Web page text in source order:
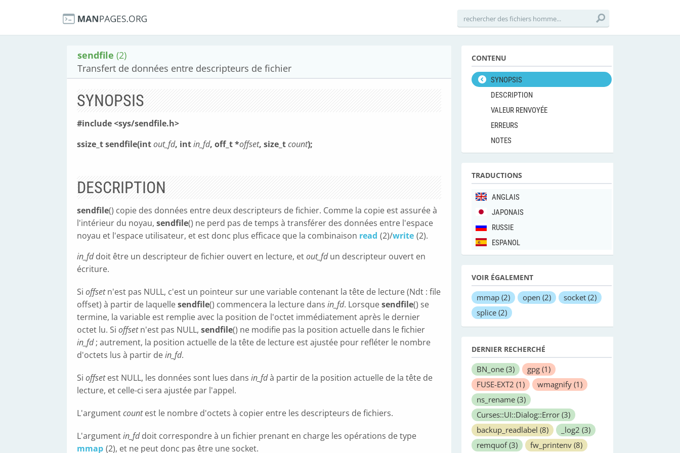
sendfile (2)
Transfert de données entre descripteurs de fichier
SYNOPSIS
#include <sys/sendfile.h>
ssize_t sendfile(intout_fd, intin_fd, off_t *offset, size_tcount);
DESCRIPTION
sendfile() copie des données entre deux descripteurs de fichier. Comme la copie est assurée à
l'intérieur du noyau, sendfile() ne perd pas de temps à transférer des données entre l'espace
noyau et l'espace utilisateur, et est donc plus efficace que la combinaison read (2)/write (2).
in_fddoit être un descripteur de fichier ouvert en lecture, etout_fdun descripteur ouvert en
écriture.
Si offsetn'est pas NULL, c'est un pointeur sur une variable contenant la tête de lecture (Ndt : file
offset) à partir de laquellesendfile() commencera la lecture dans in_fd. Lorsquesendfile() se
termine, la variable est remplie avec la position de l'octet immédiatement après le dernier
octet lu. Si offsetn'est pas NULL, sendfile() ne modifie pas la position actuelle dans le fichier
in_fd; autrement, la position actuelle de la tête de lecture est ajustée pour refléter le nombre
d'octets lus à partir dein_fd.
Si offsetest NULL, les données sont lues dans in_fdà partir de la position actuelle de la tête de
lecture, et celle-ci sera ajustée par l'appel.
L'argumentcountest le nombre d'octets à copier entre les descripteurs de fichiers.
L'argumentin_fddoit correspondre à un fichier prenant en charge les opérations de type
mmap (2), et ne peut donc pas être une socket.
CONTENU
SYNOPSIS
DESCRIPTION
VALEUR RENVOYÉE
ERREURS
NOTES
TRADUCTIONS
ANGLAIS
JAPONAIS
RUSSIE
ESPANOL
VOIR ÉGALEMENT
mmap (2) open (2) socket (2)
splice (2)
DERNIER RECHERCHÉ
BN_one (3) gpg (1)
FUSE-EXT2 (1) wmagnify (1)
ns_rename (3)
Curses::UI::Dialog::Error (3)
backup_readlabel (8) _log2 (3)
remquof(3) fw_printenv (8)